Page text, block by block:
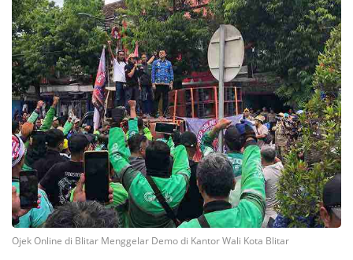
Ojek Online di Blitar Menggelar Demo di Kantor Wali Kota Blitar